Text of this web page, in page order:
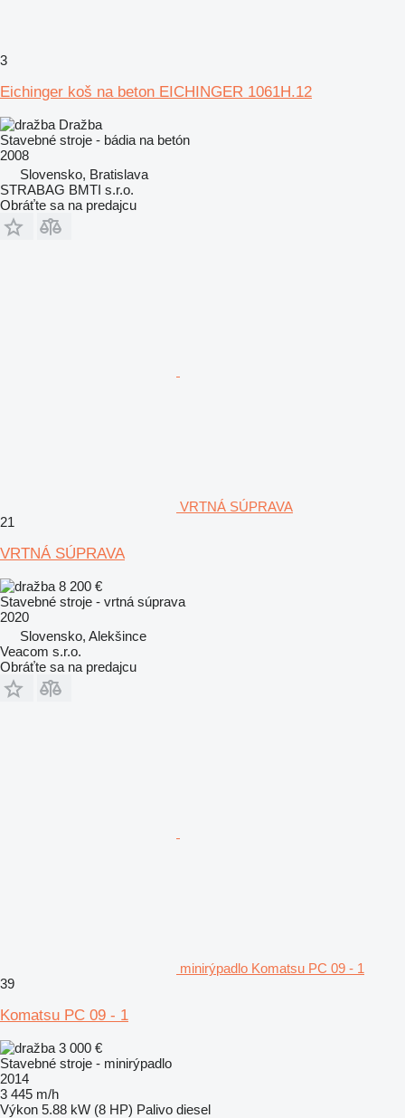
3
Eichinger koš na beton EICHINGER 1061H.12
Dražba
Stavebné stroje - bádia na betón
2008
Slovensko, Bratislava
STRABAG BMTI s.r.o.
Obráťte sa na predajcu
VRTNÁ SÚPRAVA
21
VRTNÁ SÚPRAVA
8 200 €
Stavebné stroje - vrtná súprava
2020
Slovensko, Alekšince
Veacom s.r.o.
Obráťte sa na predajcu
minirýpadlo Komatsu PC 09 - 1
39
Komatsu PC 09 - 1
3 000 €
Stavebné stroje - minirýpadlo
2014
3 445 m/h
Výkon 5.88 kW (8 HP) Palivo diesel